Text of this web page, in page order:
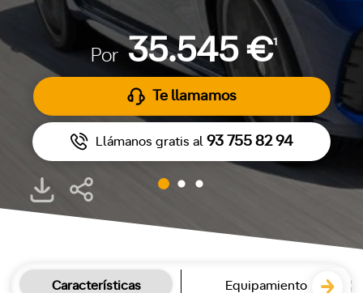
Por 35.545 €1
Te llamamos
Llámanos gratis al 93 755 82 94
Características Equipamiento